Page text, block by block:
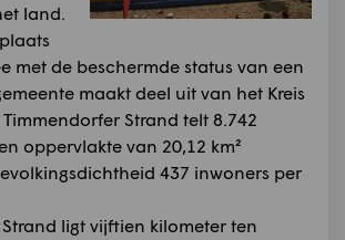
land.
met de beschermde status van een
maakt deel uit van het Kreis
Strand telt 8.742
oppervlakte van 20,12 km²
437 inwoners per
ligt vijftien kilometer ten